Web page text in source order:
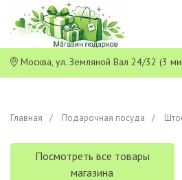
Москва, ул. Земляной Вал 24/32 (3
Главная Подарочная посуда
Посмотреть все товары
магазина